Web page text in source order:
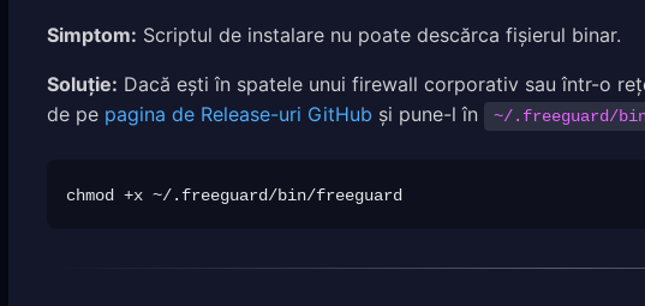
Simptom: Scriptul de instalare nu poate descărca fișierul binar.
Soluție: Dacă ești în spatele unui firewall corporativ sau într-o
de pe pagina de Release-uri GitHub și pune-l în ~/.freeguard/